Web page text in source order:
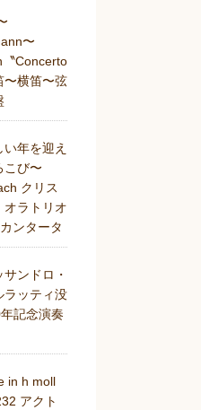
〜
Concerto
〜横笛〜弦
い年を迎え
こび〜
クリス
オラトリオ
ンタータ
サンドロ・
ラッティ没
記念演奏
in h moll
アクト